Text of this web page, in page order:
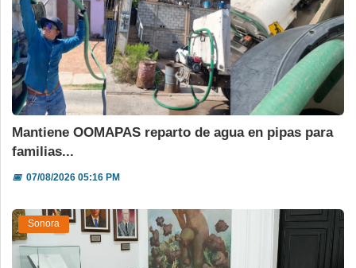
Mantiene OOMAPAS reparto de agua en pipas para
familias...
📅07/08/2026 05:16 PM
Sonora